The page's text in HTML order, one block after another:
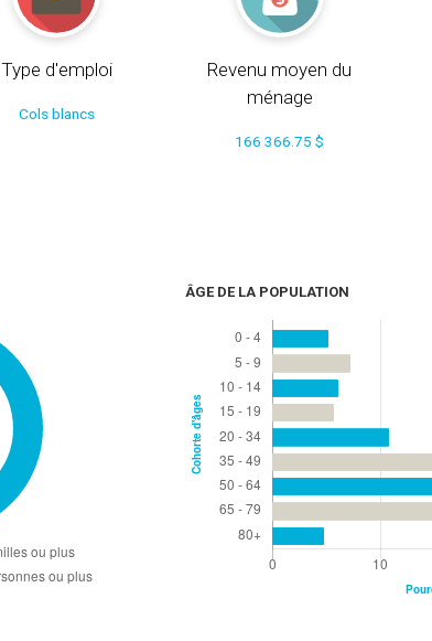
Type d'emploi
Cols blancs
Revenu moyen du
ménage
166 366.75 $
ÂGE DE LA POPULATION